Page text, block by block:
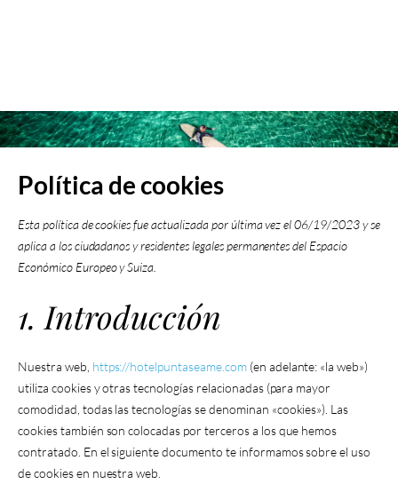
Política de Cookies
Política de cookies
Esta política de cookies fue actualizada por última vez el 06/19/2023 y se
aplica a los ciudadanos y residentes legales permanentes del Espacio
Económico Europeo y Suiza.
1. Introducción
Nuestra web, https://hotelpuntaseame.com(en adelante: «la web»)
utiliza cookies y otras tecnologías relacionadas (para mayor
comodidad, todas las tecnologías se denominan «cookies»). Las
cookies también son colocadas por terceros a los que hemos
contratado. En el siguiente documento te informamos sobre el uso
de cookies en nuestra web.